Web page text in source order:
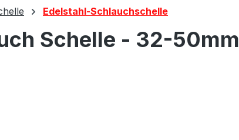
Edelstahl-Schlauchschelle
Schelle - 32-50mm